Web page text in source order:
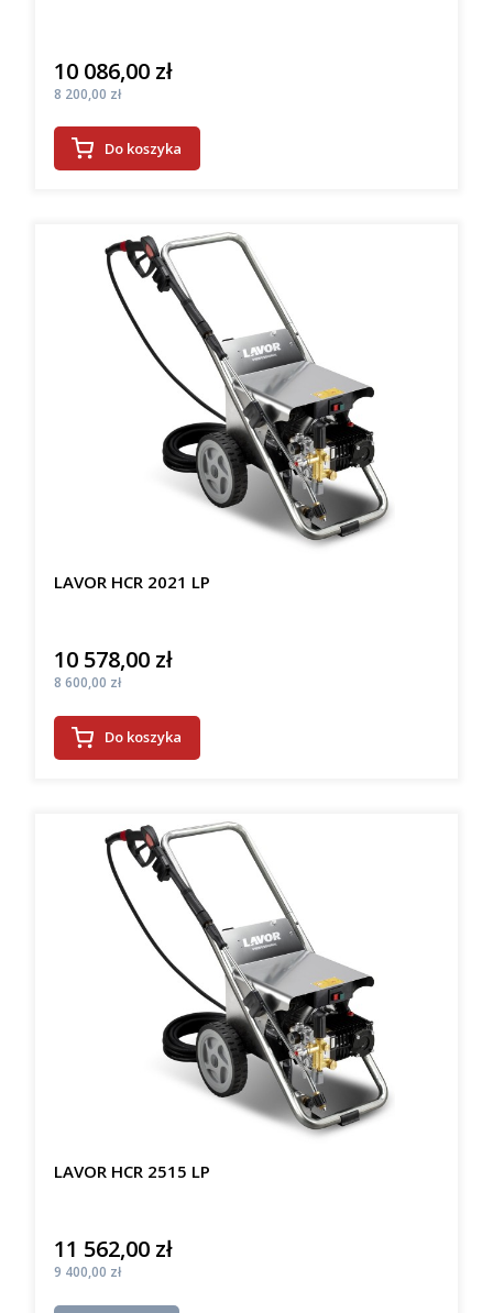
Cena
10 086,00 zł
Cena
8 200,00 zł
Do koszyka
LAVOR HCR 2021 LP
Cena
10 578,00 zł
Cena
8 600,00 zł
Do koszyka
LAVOR HCR 2515 LP
Cena
11 562,00 zł
Cena
9 400,00 zł